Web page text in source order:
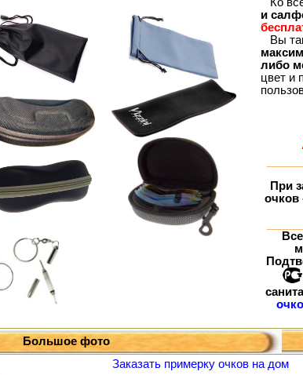
и
Вы
либо
цвет и
При
очков
Все
Большое фото
Заказать примерку очков на дом